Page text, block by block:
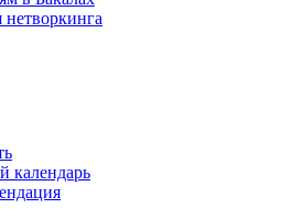
нетворкинга
календарь